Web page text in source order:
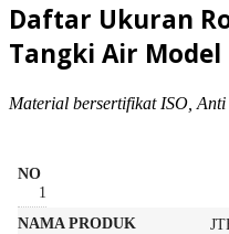
Daftar Ukuran
Tangki Air Model
Material bersertifikat ISO,
1